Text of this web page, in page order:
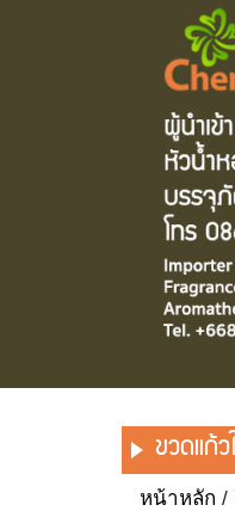
ขวดแก้
หน้าหลัก /